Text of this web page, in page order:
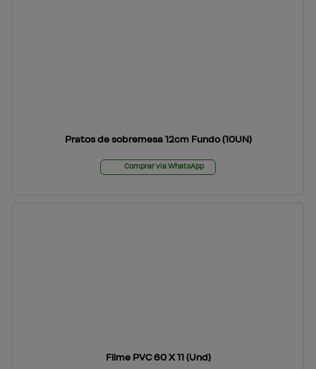
Pratos de sobremesa 12cm Fundo (10UN)
Comprar via WhatsApp
Filme PVC 60 X 11 (Und)